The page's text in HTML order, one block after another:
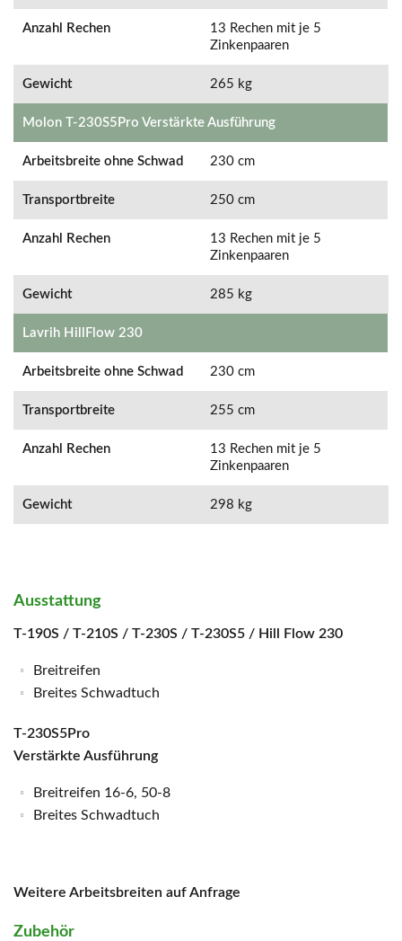
Anzahl Rechen
13 Rechen mit je 5
Zinkenpaaren
Gewicht 265 kg
Molon T-230S5Pro Verstärkte Ausführung
Arbeitsbreite ohne Schwad 230 cm
Transportbreite 250 cm
Anzahl Rechen
13 Rechen mit je 5
Zinkenpaaren
Gewicht 285 kg
Lavrih HillFlow 230
Arbeitsbreite ohne Schwad 230 cm
Transportbreite 255 cm
Anzahl Rechen
13 Rechen mit je 5
Zinkenpaaren
Gewicht 298 kg
Ausstattung
T-190S / T-210S / T-230S / T-230S5 / Hill Flow 230
Breitreifen
Breites Schwadtuch
T-230S5Pro
Verstärkte Ausführung
Breitreifen 16-6, 50-8
Breites Schwadtuch
Weitere Arbeitsbreiten auf Anfrage
Zubehör